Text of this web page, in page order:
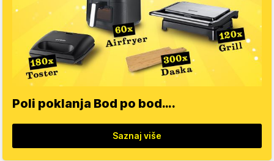
Poli poklanja Bod po bod….
Saznaj više